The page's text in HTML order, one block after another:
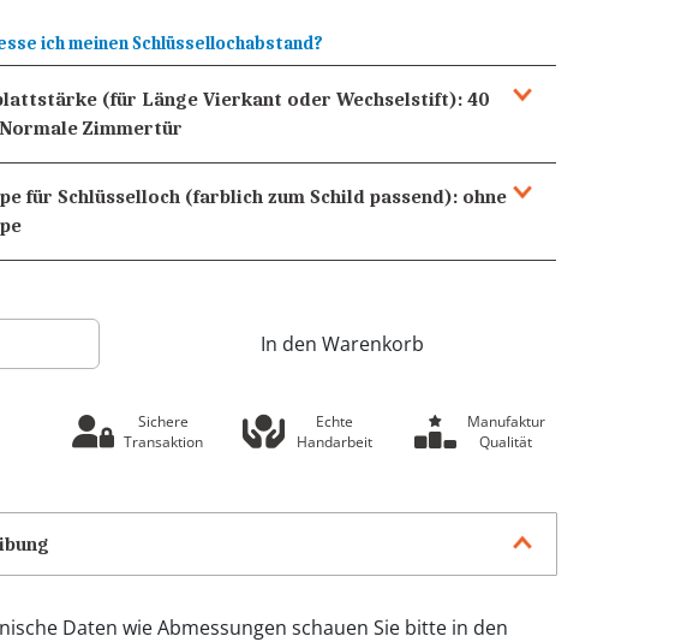
ich meinen Schlüssellochabstand?
(für Länge Vierkant oder Wechselstift): 40
Normale Zimmertür
für Schlüsselloch (farblich zum Schild passend): ohne
In den Warenkorb
Sichere
Transaktion
Echte
Handarbeit
Manufaktur
Qualität
Daten wie Abmessungen schauen Sie bitte in den